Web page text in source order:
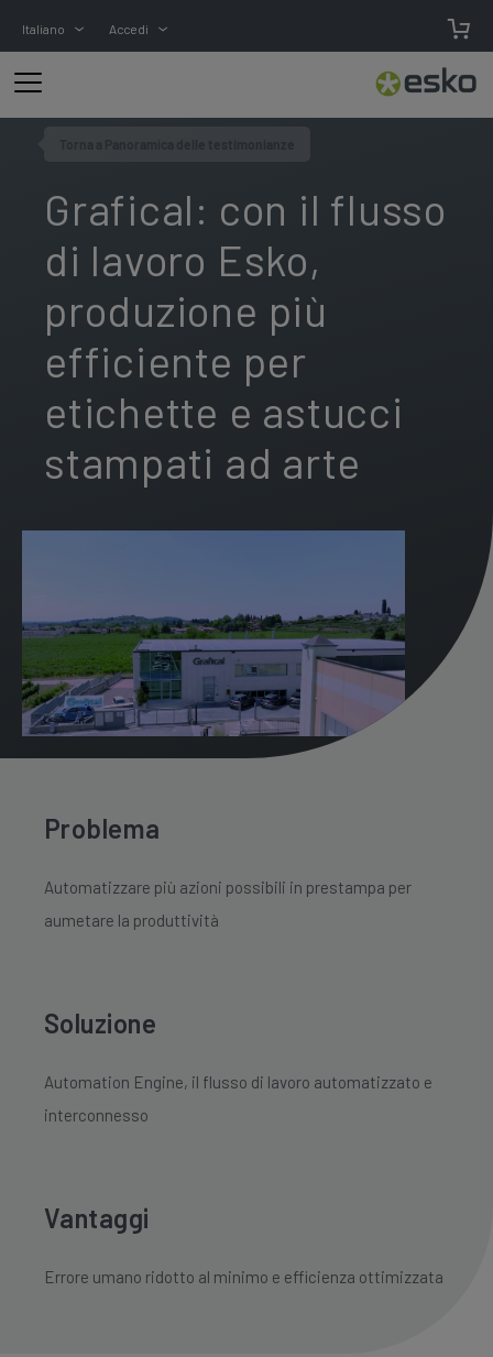
Italiano Accedi
Grafical: con il flusso
di lavoro Esko,
produzione più
efficiente per
etichette e astucci
stampati ad arte
Problema
Automatizzare più azioni possibili in prestampa per
aumetare la produttività
Soluzione
Automation Engine, il flusso di lavoro automatizzato e
interconnesso
Vantaggi
Errore umano ridotto al minimo e efficienza ottimizzata